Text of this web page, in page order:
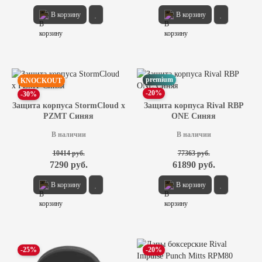
В корзину В корзину
KNOCKOUT
-30%
Защита корпуса StormCloud x
PZMT Синяя
В наличии
В корзину
10414 руб.
7290 руб.
premium
-20%
Защита корпуса Rival RBP
ONE Синяя
В наличии
В корзину
77363 руб.
61890 руб.
-25% -20%